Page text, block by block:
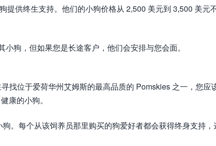
提供终生支持。他们的小狗价格从 2,500 美元到 3,500 美元
狗，但如果您是长途客户，他们会安排与您会面。
找位于爱荷华州艾姆斯的最高品质的 Pomskies 之一，您应
康的小狗。
。每个从该饲养员那里购买的狗爱好者都会获得终身支持，